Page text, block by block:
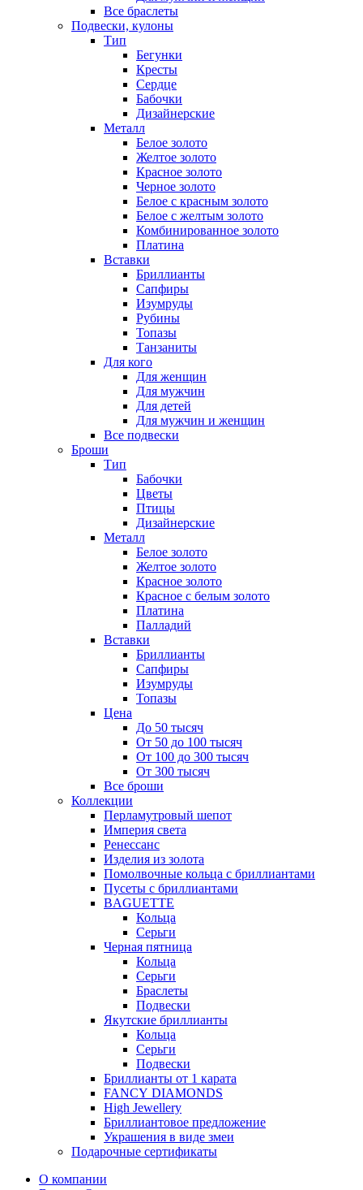
Все браслеты
Подвески, кулоны
Тип
Бегунки
Кресты
Сердце
Бабочки
Дизайнерские
Металл
Белое золото
Желтое золото
Красное золото
Черное золото
Белое с красным золото
Белое с желтым золото
Комбинированное золото
Платина
Вставки
Бриллианты
Сапфиры
Изумруды
Рубины
Топазы
Танзаниты
Для кого
Для женщин
Для мужчин
Для детей
Для мужчин и женщин
Все подвески
Броши
Тип
Бабочки
Цветы
Птицы
Дизайнерские
Металл
Белое золото
Желтое золото
Красное золото
Красное с белым золото
Платина
Палладий
Вставки
Бриллианты
Сапфиры
Изумруды
Топазы
Цена
До 50 тысяч
От 50 до 100 тысяч
От 100 до 300 тысяч
От 300 тысяч
Все броши
Коллекции
Перламутровый шепот
Империя света
Ренессанс
Изделия из золота
Помолвочные кольца с бриллиантами
Пусеты с бриллиантами
BAGUETTE
Кольца
Серьги
Черная пятница
Кольца
Серьги
Браслеты
Подвески
Якутские бриллианты
Кольца
Серьги
Подвески
Бриллианты от 1 карата
FANCY DIAMONDS
High Jewellery
Бриллиантовое предложение
Украшения в виде змеи
Подарочные сертификаты
О компании